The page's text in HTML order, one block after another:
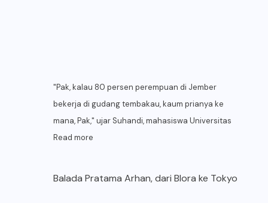
"Pak, kalau 80 persen perempuan di Jember
bekerja di gudang tembakau, kaum prianya ke
mana, Pak," ujar Suhandi, mahasiswa Universitas
Read more
Balada Pratama Arhan, dari Blora ke Tokyo